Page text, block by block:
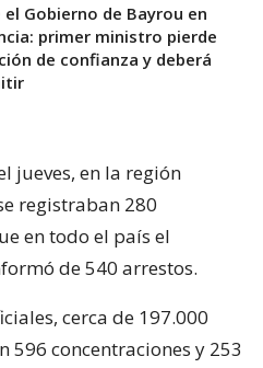
el Gobierno de Bayrou en
primer ministro pierde
de confianza y deberá
jueves, en la región
registraban 280
en todo el país el
de 540 arrestos.
cerca de 197.000
596 concentraciones y 253